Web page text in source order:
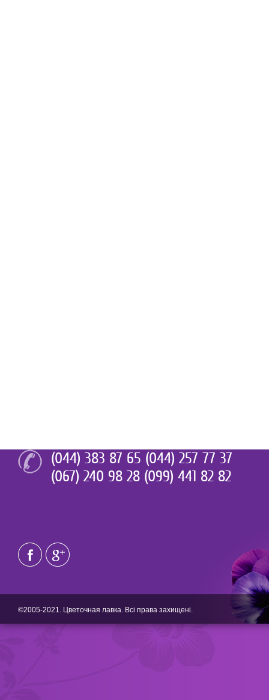
(044) 383 87 65 (044) 257 77 37
(067) 240 98 28 (099) 441 82 82
©2005-2021. Цветочная лавка. Всі права захищені.